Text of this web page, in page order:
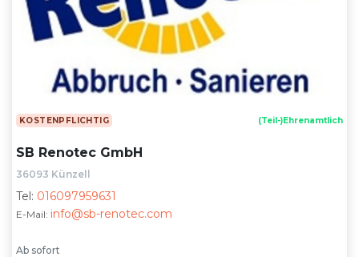
KOSTENPFLICHTIG (Teil-)Ehrenamtlich
SB Renotec GmbH
36093 Künzell
Tel: 016097959631
E-Mail: info@sb-renotec.com
Ab sofort